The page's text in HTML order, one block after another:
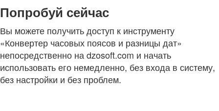
Попробуй сейчас
Вы можете получить доступ к инструменту
«Конвертер часовых поясов и разницы дат»
непосредственно на dzosoft.com и начать
использовать его немедленно, без входа в систему,
без настройки и без проблем.